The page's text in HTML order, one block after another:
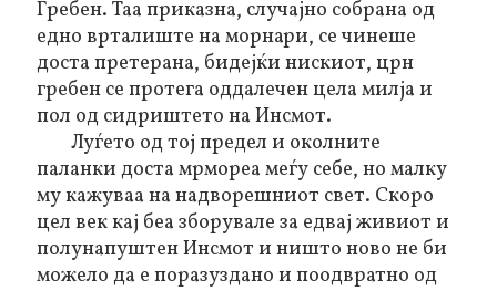
Гребен. Таа приказна, случајно собрана од
едно врталиште на морнари, се чинеше
доста претерана, бидејќи нискиот, црн
гребен се протега оддалечен цела милја и
пол од сидриштето на Инсмот.
Луѓето од тој предел и околните
паланки доста мрмореа меѓу себе, но малку
му кажуваа на надворешниот свет. Скоро
цел век кај беа зборувале за едвај живиот и
полунапуштен Инсмот и ништо ново не би
можело да е поразуздано и поодвратно од